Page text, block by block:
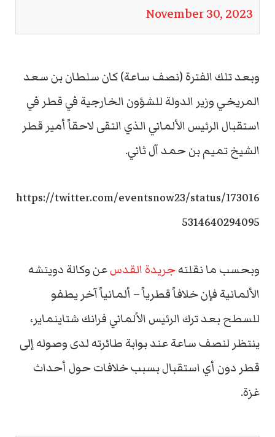
November 30, 2023
وبعد تلك الفترة (نصف ساعة) كان سلطان بن سعد
المريخي وزير الدولة للشؤون الخارجية في قطر في
استقبال الرئيس الألماني الذي التقى لاحقاً أمير قطر
الشيخ تميم بن حمد آل ثاني.
https://twitter.com/eventsnow23/status/173016
5314640294095
وبحسب ما نقلتهجريدة القدسعن وكالة دويتشه
الألمانية فإن خلافاً قطرياً – ألمانياً آخر يطفو
للسطح بعد ترك الرئيس الألماني فرانك شتاينماير،
ينتظر لنصف ساعة عند بوابة طائرته لدى وصوله إلى
قطر دون أي استقبال بسبب خلافات حول أحداث
غزة.